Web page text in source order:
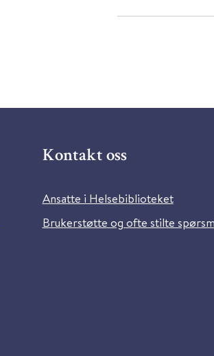
Kontakt oss
Ansatte i Helsebiblioteket
Brukerstøtte og ofte stilte